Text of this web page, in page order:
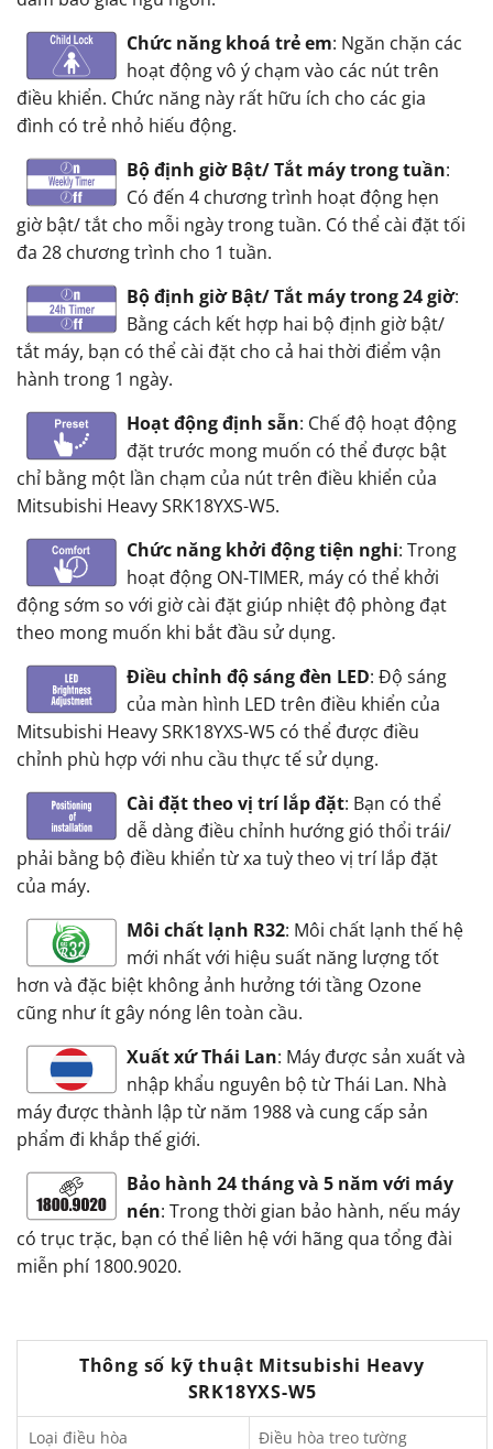
Chức năng khoá trẻ em: Ngăn chặn các
hoạt động vô ý chạm vào các nút trên
điều khiển. Chức năng này rất hữu ích cho các gia
đình có trẻ nhỏ hiếu động.
Bộ định giờ Bật/ Tắt máy trong tuần:
Có đến 4 chương trình hoạt động hẹn
giờ bật/ tắt cho mỗi ngày trong tuần. Có thể cài đặt tối
đa 28 chương trình cho 1 tuần.
Bộ định giờ Bật/ Tắt máy trong 24 giờ:
Bằng cách kết hợp hai bộ định giờ bật/
tắt máy, bạn có thể cài đặt cho cả hai thời điểm vận
hành trong 1 ngày.
Hoạt động định sẵn: Chế độ hoạt động
đặt trước mong muốn có thể được bật
chỉ bằng một lần chạm của nút trên điều khiển của
Mitsubishi Heavy SRK18YXS-W5.
Chức năng khởi động tiện nghi: Trong
hoạt động ON-TIMER, máy có thể khởi
động sớm so với giờ cài đặt giúp nhiệt độ phòng đạt
theo mong muốn khi bắt đầu sử dụng.
Điều chỉnh độ sáng đèn LED: Độ sáng
của màn hình LED trên điều khiển của
Mitsubishi Heavy SRK18YXS-W5 có thể được điều
chỉnh phù hợp với nhu cầu thực tế sử dụng.
Cài đặt theo vị trí lắp đặt: Bạn có thể
dễ dàng điều chỉnh hướng gió thổi trái/
phải bằng bộ điều khiển từ xa tuỳ theo vị trí lắp đặt
của máy.
Môi chất lạnh R32: Môi chất lạnh thế hệ
mới nhất với hiệu suất năng lượng tốt
hơn và đặc biệt không ảnh hưởng tới tầng Ozone
cũng như ít gây nóng lên toàn cầu.
Xuất xứ Thái Lan: Máy được sản xuất và
nhập khẩu nguyên bộ từ Thái Lan. Nhà
máy được thành lập từ năm 1988 và cung cấp sản
phẩm đi khắp thế giới.
Bảo hành 24 tháng và 5 năm với máy
nén: Trong thời gian bảo hành, nếu máy
có trục trặc, bạn có thể liên hệ với hãng qua tổng đài
miễn phí 1800.9020.
Thông số kỹ thuật Mitsubishi Heavy
SRK18YXS-W5
Loại điều hòa Điều hòa treo tường